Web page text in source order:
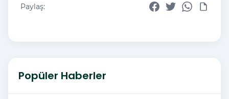
Paylaş:
Popüler Haberler